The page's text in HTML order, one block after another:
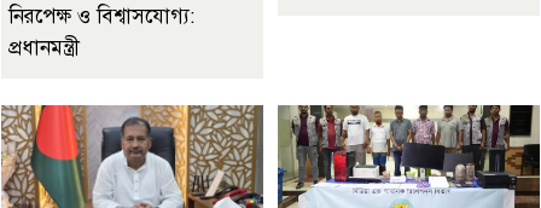
নিরপেক্ষ ও বিশ্বাসযোগ্য:
প্রধানমন্ত্রী